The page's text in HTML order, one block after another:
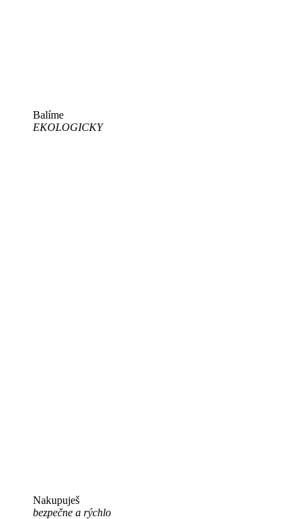
Balíme
EKOLOGICKY
Nakupuješ
bezpečne a rýchlo